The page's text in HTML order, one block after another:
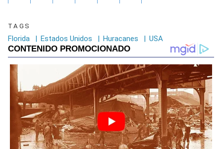
TAGS
Florida | Estados Unidos | Huracanes | USA